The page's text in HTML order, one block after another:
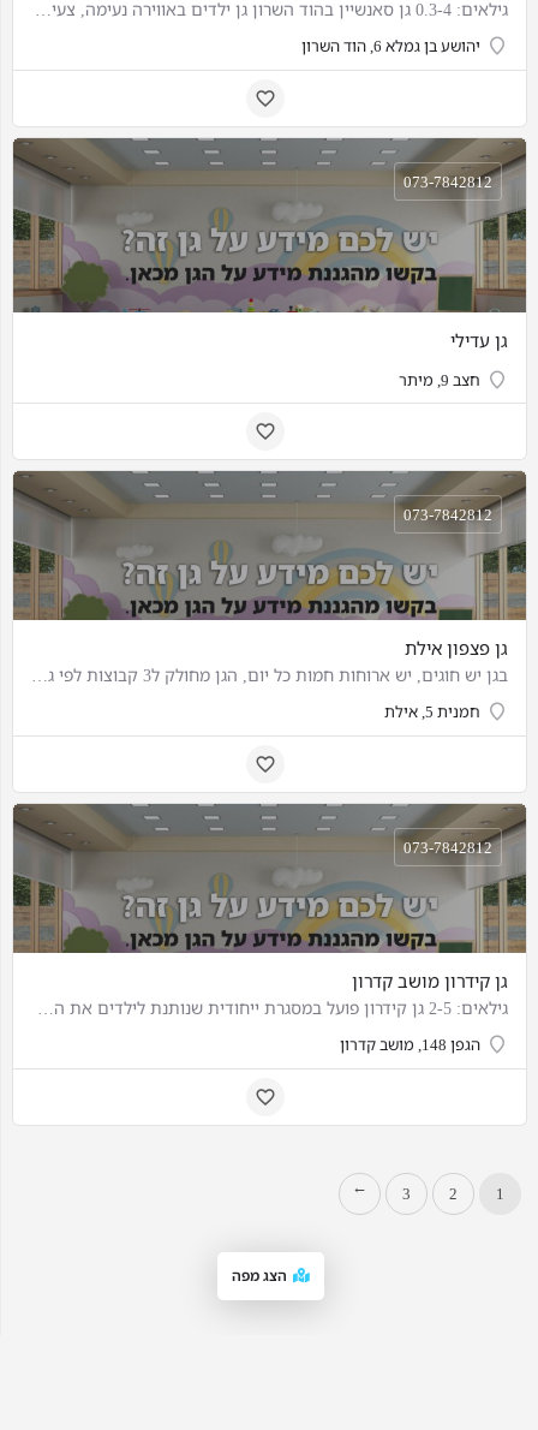
גילאים: 0.3-4 גן סאנשיין בהוד השרון גן ילדים באווירה נעימה, צעירה, מחבקת ומלאת סיפוק.
יהושע בן גמלא 6, הוד השרון
גן עדילי
חצב 9, מיתר
073-7842812
גן פצפון אילת
בגן יש חוגים, יש ארוחות חמות כל יום, הגן מחולק ל3 קבוצות לפי גילאים הילדים מקבלים הרבה חום ואהבה וכדאי מאוד…
חמנית 5, אילת
073-7842812
גן קידרון מושב קדרון
גילאים: 2-5 גן קידרון פועל במסגרת ייחודית שנותנת לילדים את האפשרות לעשות ולעבוד בעצמם, באופן חופשי, בלי הפרעה.
הגפן 148, מושב קדרון
073-7842812
1
2
3
→
הצג מפה